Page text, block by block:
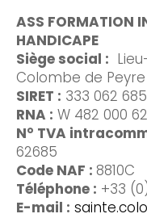
ASS FORMATION
HANDICAPE
Siège social :
Colombe de
SIRET : 333 062
RNA : W 482 000
N° TVA
62685
Code NAF : 8810C
Téléphone : +33
E-mail :